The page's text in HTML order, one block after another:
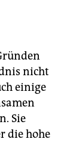
nicht
einige
Sie
die hohe